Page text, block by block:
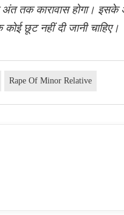
तक कारावास होगा। इसके
छूट नहीं दी जानी चाहिए।
Rape Of Minor Relative